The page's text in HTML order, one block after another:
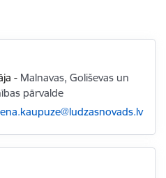
- Malnavas, Goliševas un
pārvalde
pasts: